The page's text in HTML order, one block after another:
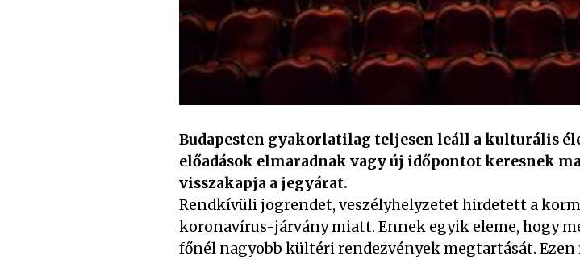
Budapesten gyakorlatilag teljesen leáll a kulturális
előadások elmaradnak vagy új időpontot keresnek
visszakapja a jegyárat.
Rendkívüli jogrendet, veszélyhelyzetet hirdetett a
koronavírus-járvány miatt. Ennek egyik eleme, hogy
főnél nagyobb kültéri rendezvények megtartását. Ezen